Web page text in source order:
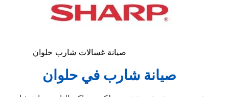
صيانة غسالات شارب حلوان
صيانة شارب في حلوان